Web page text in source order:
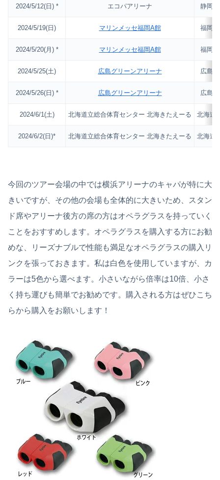
2024/5/12(日) * エコパアリーナ 静岡
2024/5/19(日) マリンメッセ福岡A館 福岡
2024/5/20(月) * マリンメッセ福岡A館 福岡
2024/5/25(土) 広島グリーンアリーナ 広島
2024/5/26(日) * 広島グリーンアリーナ 広島
2024/6/1(土) 北海道立総合体育センター 北海きたえーる 北海道
2024/6/2(日)* 北海道立総合体育センター 北海きたえーる 北海道
今回のツアー会場の中では横浜アリーナのキャパが特に大
きいですが、その他の会場も全体的に大きいため、スタン
ド席やアリーナ後方の席の方はオペラグラスを持っていく
ことをおすすめします。オペラグラスを購入する方にお勧
めな、リーズナブルで性能も満足なオペラグラスの購入リ
ンクを張っておきます。私は白色を使用していますが、カ
ラーは5色から選べます。小さいながら倍率は10倍、小さ
く持ち運びも簡単でお勧めです。購入される方はぜひこち
らから購入をお願いします！